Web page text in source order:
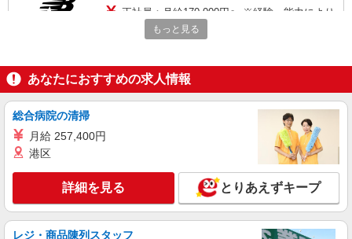
正社員：月給170,000円〜 ※経験・能力により
優遇します。
キープ 詳細を見る
アルバイト パート 契約社員
アニエスベー
アルバイト・パート：時給1,150円〜 契約社
員：月給202,400円〜
沖縄県豊見城市豊崎1-188 沖縄アウトレット
モールあしびなー 1F
もっと見る
あなたにおすすめの求人情報
総合病院の清掃
月給 257,400円
港区
詳細を見る とりあえずキープ
レジ・商品陳列スタッフ